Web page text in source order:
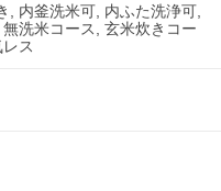
, 内釜洗米可, 内ふた洗浄可,
洗米コース, 玄米炊きコー
ス